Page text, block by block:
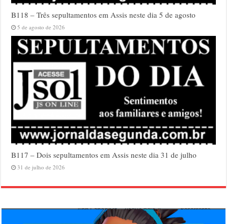
B118 – Três sepultamentos em Assis neste dia 5 de agosto
5 de agosto de 2026
B117 – Dois sepultamentos em Assis neste dia 31 de julho
31 de julho de 2026